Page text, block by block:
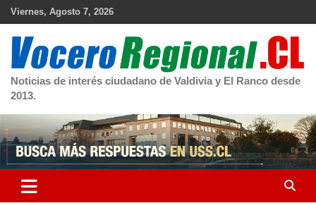
Skip
Viernes, Agosto 7, 2026
Noticias de interés ciudadano de Valdivia y El Ranco desde
2013.